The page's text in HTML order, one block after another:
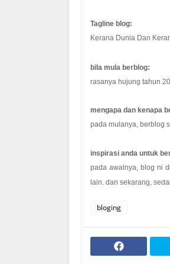
Tagline blog:
Kerana Dunia Dan
bila mula berblog:
rasanya hujung tahun
mengapa dan kenapa
pada mulanya, berblog
inspirasi anda untuk
pada awalnya, blog ni
lain. dan sekarang,
bloging